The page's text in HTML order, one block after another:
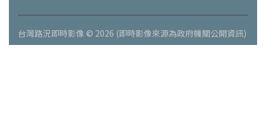
台灣路況即時影像 © 2026 (即時影像來源為政府機關公開資訊)